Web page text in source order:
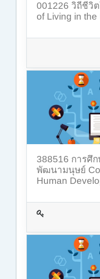
001226 วิถีชีวิ
of Living in the
388516 การศึก
พัฒนามนุษย์
Human